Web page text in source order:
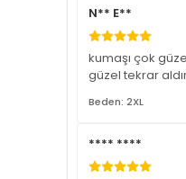
N** E**
kumaşı çok
güzel tekrar
Beden: 2XL
**** ****